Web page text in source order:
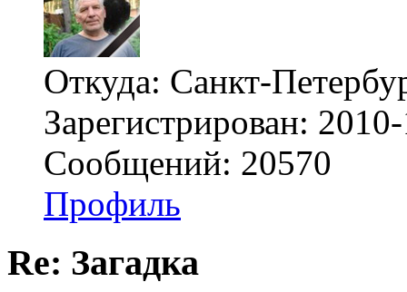
Откуда: Санкт-
Зарегистрирован:
Сообщений: 20570
Профиль
Re: Загадка